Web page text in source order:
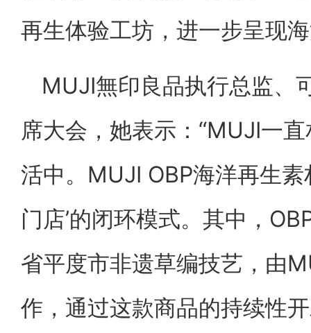
再生体验工坊，进一步呈现
MUJI無印良品执行总监、
席大会，她表示：“MUJI一
活中。MUJI OBP海洋再生
门店’的闭环模式。其中，
省平度市非遗草编技艺，由
作，通过这款商品的持续性